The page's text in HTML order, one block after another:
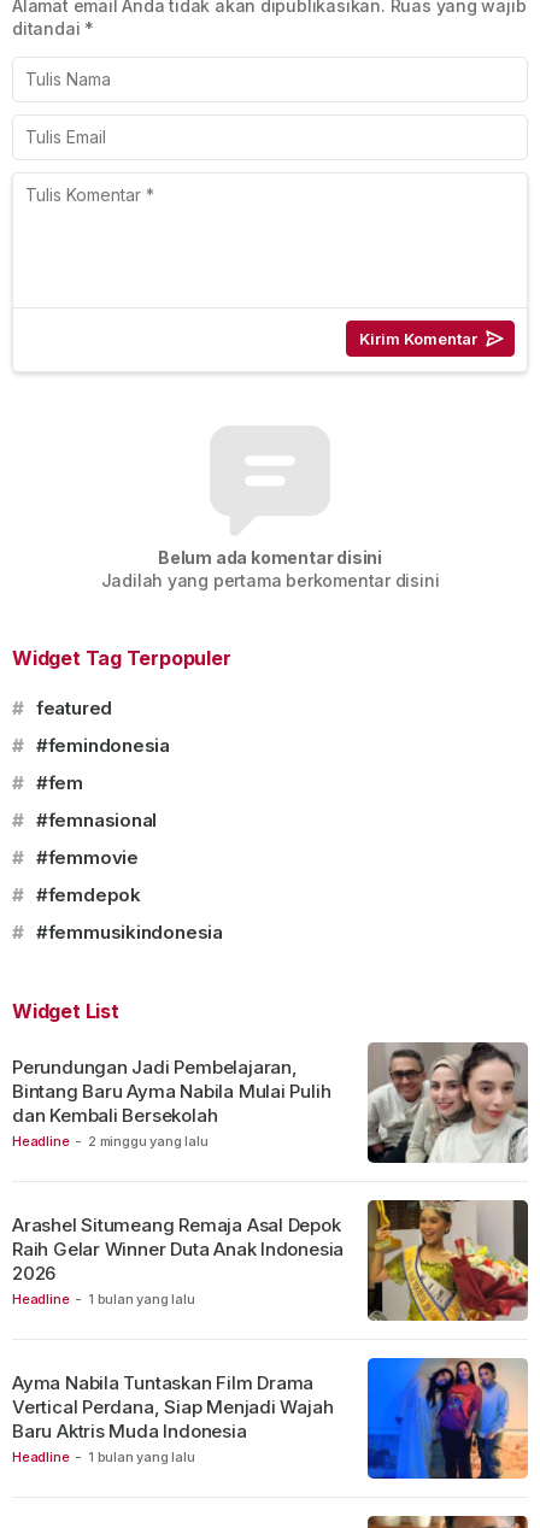
Alamat email Anda tidak akan dipublikasikan. Ruas yang wajib
ditandai *
Belum ada komentar disini
Jadilah yang pertama berkomentar disini
Widget Tag Terpopuler
# featured
# #femindonesia
# #fem
# #femnasional
# #femmovie
# #femdepok
# #femmusikindonesia
Widget List
Headline - 2 minggu yang lalu
Perundungan Jadi Pembelajaran,
Bintang Baru Ayma Nabila Mulai Pulih
dan Kembali Bersekolah
Headline - 1 bulan yang lalu
Arashel Situmeang Remaja Asal Depok
Raih Gelar Winner Duta Anak Indonesia
2026
Headline - 1 bulan yang lalu
Ayma Nabila Tuntaskan Film Drama
Vertical Perdana, Siap Menjadi Wajah
Baru Aktris Muda Indonesia